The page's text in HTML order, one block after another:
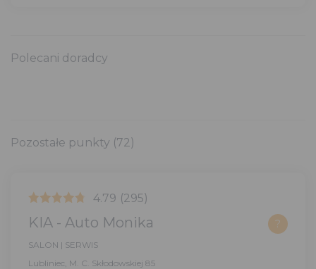
Polecani doradcy
Pozostałe punkty (72)
4.79 (295)
KIA - Auto Monika ?
SALON | SERWIS
Lubliniec, M. C. Skłodowskiej 85